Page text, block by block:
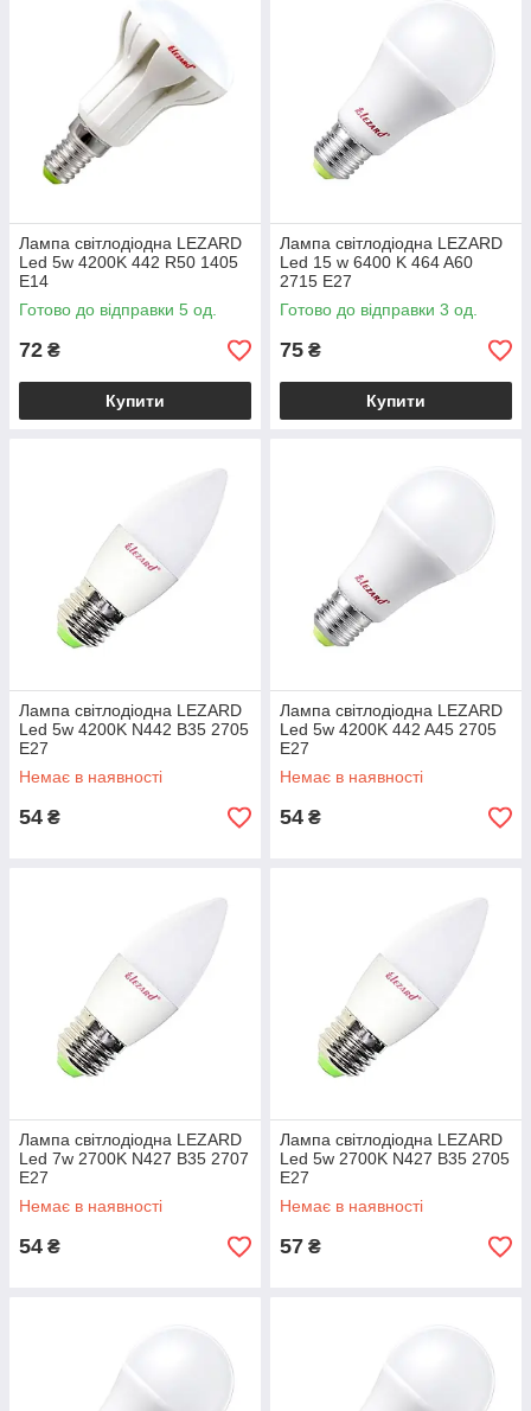
Лампа світлодіодна LEZARD
Led 5w 4200K 442 R50 1405
E14
Готово до відправки 5 од.
72 ₴
Купити
Лампа світлодіодна LEZARD
Led 15 w 6400 K 464 A60
2715 E27
Готово до відправки 3 од.
75 ₴
Купити
Лампа світлодіодна LEZARD
Led 5w 4200K N442 B35 2705
E27
Немає в наявності
54 ₴
Лампа світлодіодна LEZARD
Led 5w 4200K 442 A45 2705
E27
Немає в наявності
54 ₴
Лампа світлодіодна LEZARD
Led 7w 2700K N427 B35 2707
E27
Немає в наявності
54 ₴
Лампа світлодіодна LEZARD
Led 5w 2700K N427 B35 2705
E27
Немає в наявності
57 ₴